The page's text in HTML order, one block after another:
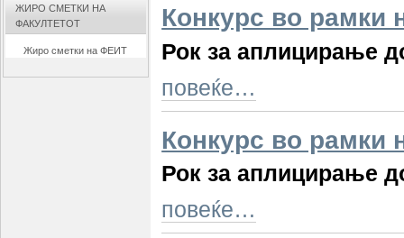
Конкурс во рамки
Рок за аплицирање
повеќе…
Конкурс во рамки
Рок за аплицирање
повеќе…
ЖИРО СМЕТКИ НА
ФАКУЛТЕТОТ
Жиро сметки на ФЕИТ